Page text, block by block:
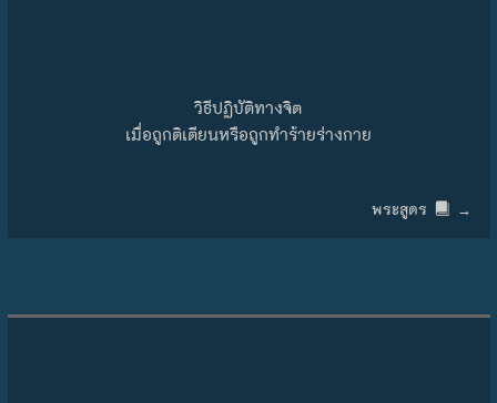
วิธีปฏิบัติทางจิต
เมื่อถูกติเตียนหรือถูกทำร้ายร่างกาย
พระสูตร →